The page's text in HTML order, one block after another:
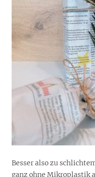
Besser also zu
ganz ohne Mikroplastik